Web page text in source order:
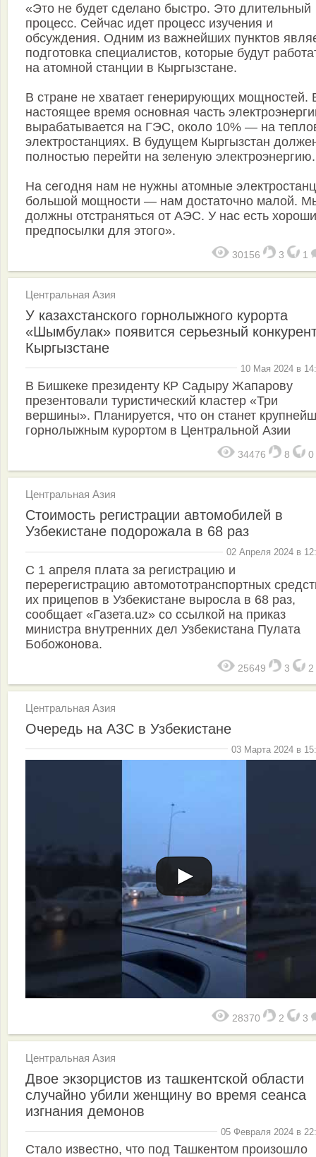
«Это не будет сделано быстро. Это длительный
процесс. Сейчас идет процесс изучения и
обсуждения. Одним из важнейших пунктов
подготовка специалистов, которые будут
на атомной станции в Кыргызстане.
В стране не хватает генерирующих мощностей.
настоящее время основная часть
вырабатывается на ГЭС, около 10% — на
электростанциях. В будущем Кыргызстан
полностью перейти на зеленую электроэнергию.
На сегодня нам не нужны атомные
большой мощности — нам достаточно малой.
должны отстраняться от АЭС. У нас есть
предпосылки для этого».
30156 3 1
Центральная Азия
У казахстанского горнолыжного курорта
«Шымбулак» появится серьезный
Кыргызстане
10 Мая 2024 в
В Бишкеке президенту КР Садыру Жапарову
презентовали туристический кластер «Три
вершины». Планируется, что он станет
горнолыжным курортом в Центральной Азии
34476 8 0
Центральная Азия
Стоимость регистрации автомобилей в
Узбекистане подорожала в 68 раз
02 Апреля 2024 в
С 1 апреля плата за регистрацию и
перерегистрацию автомототранспортных
их прицепов в Узбекистане выросла в 68 раз,
сообщает «Газета.uz» со ссылкой на приказ
министра внутренних дел Узбекистана Пулата
Бобожонова.
25649 3 2
Центральная Азия
Очередь на АЗС в Узбекистане
03 Марта 2024 в
28370 2 3
Центральная Азия
Двое экзорцистов из ташкентской области
случайно убили женщину во время сеанса
изгнания демонов
05 Февраля 2024 в
Стало известно, что под Ташкентом произошло